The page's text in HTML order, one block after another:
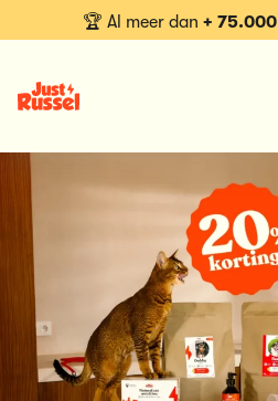
🏆 Al meer dan+ 75.000